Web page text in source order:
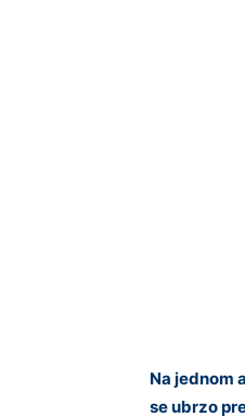
Na jednom
se ubrzo